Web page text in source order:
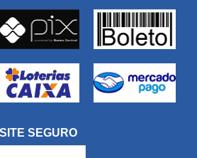
SITE SEGURO